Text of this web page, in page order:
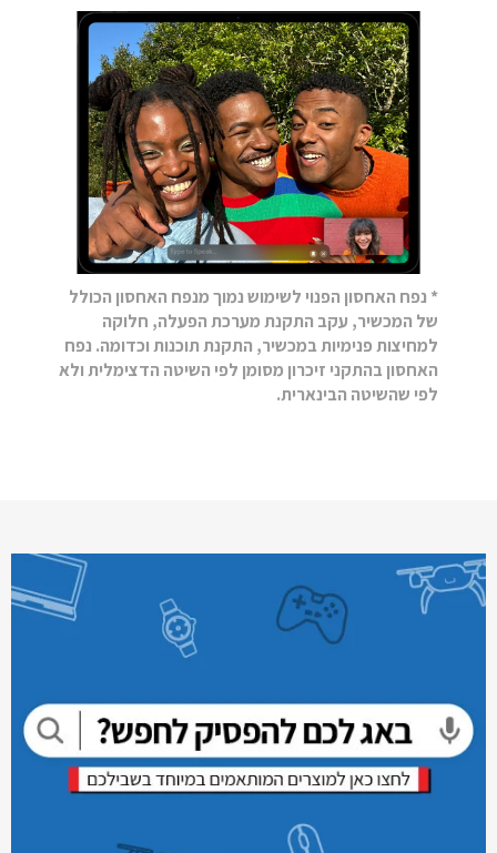
* נפח האחסון הפנוי לשימוש נמוך מנפח האחסון הכולל
של המכשיר, עקב התקנת מערכת הפעלה, חלוקה
למחיצות פנימיות במכשיר, התקנת תוכנות וכדומה. נפח
האחסון בהתקני זיכרון מסומן לפי השיטה הדצימלית ולא
לפי שהשיטה הבינארית.